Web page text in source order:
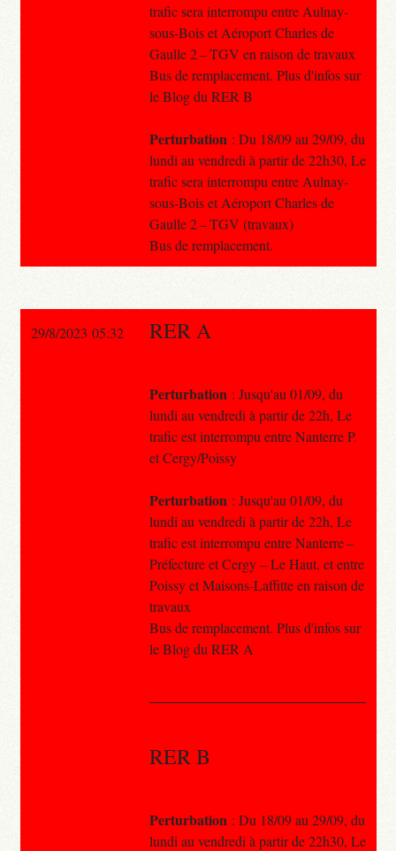
trafic sera interrompu entre Aulnay-
sous-Bois et Aéroport Charles de
Gaulle 2 – TGV en raison de travaux
Bus de remplacement. Plus d'infos sur
le Blog du RER B
Perturbation : Du 18/09 au 29/09, du
lundi au vendredi à partir de 22h30, Le
trafic sera interrompu entre Aulnay-
sous-Bois et Aéroport Charles de
Gaulle 2 – TGV (travaux)
Bus de remplacement.
29/8/2023 05:32 RER A
Perturbation : Jusqu'au 01/09, du
lundi au vendredi à partir de 22h, Le
trafic est interrompu entre Nanterre P.
et Cergy/Poissy
Perturbation : Jusqu'au 01/09, du
lundi au vendredi à partir de 22h, Le
trafic est interrompu entre Nanterre –
Préfecture et Cergy – Le Haut, et entre
Poissy et Maisons-Laffitte en raison de
travaux
Bus de remplacement. Plus d'infos sur
le Blog du RER A
RER B
Perturbation : Du 18/09 au 29/09, du
lundi au vendredi à partir de 22h30, Le